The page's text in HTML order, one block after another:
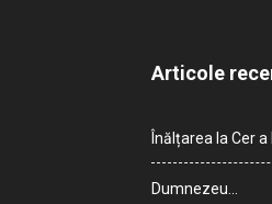
Articole
Înălțarea la Cer
Dumnezeu…